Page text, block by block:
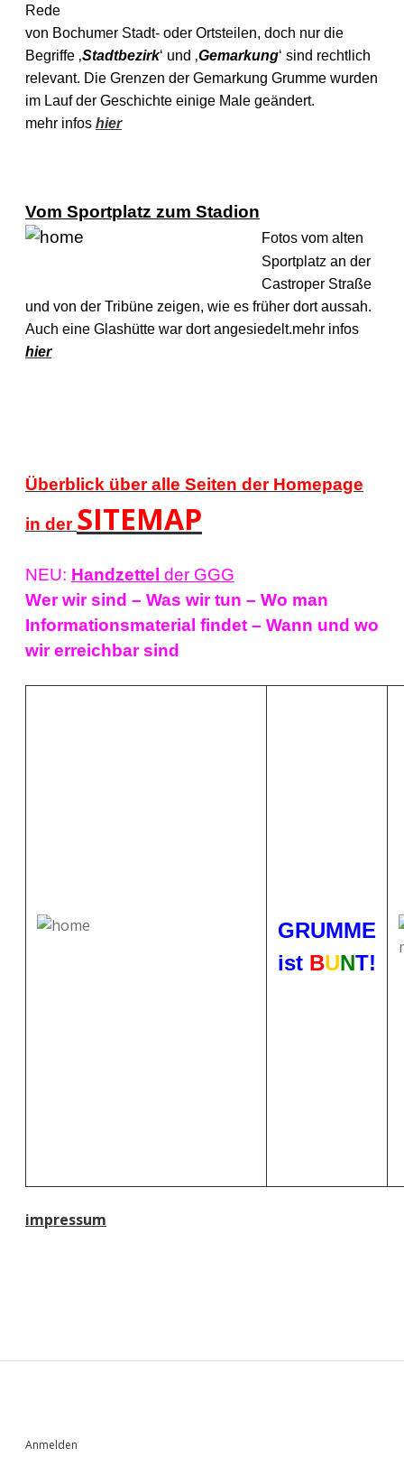
Rede
von Bochumer Stadt- oder Ortsteilen, doch nur die
Begriffe ‚Stadtbezirk‘ und ‚Gemarkung‘ sind rechtlich
relevant. Die Grenzen der Gemarkung Grumme wurden
im Lauf der Geschichte einige Male geändert.
mehr infos hier
Vom Sportplatz zum Stadion
Fotos vom alten
Sportplatz an der
Castroper Straße
und von der Tribüne zeigen, wie es früher dort aussah.
Auch eine Glashütte war dort angesiedelt.mehr infos
hier
Überblick über alle Seiten der Homepage
in der SITEMAP
NEU: Handzettel der GGG
Wer wir sind – Was wir tun – Wo man
Informationsmaterial findet – Wann und wo
wir erreichbar sind
GRUMME
ist BUNT!
impressum
Anmelden